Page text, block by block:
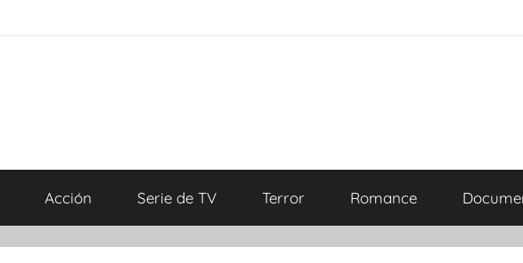
Acción Serie de TV Terror Romance